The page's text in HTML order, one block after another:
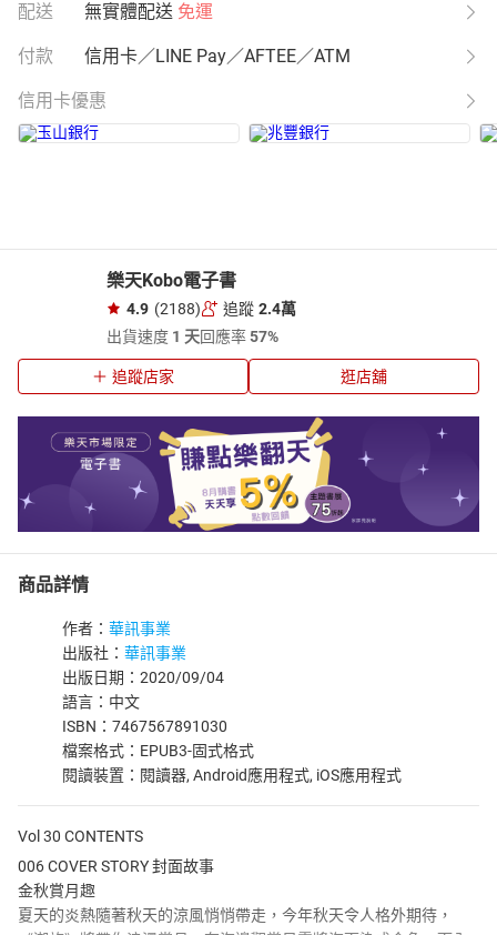
配送 無實體配送 免運
付款 信用卡／LINE Pay／AFTEE／ATM
信用卡優惠
樂天Kobo電子書
4.9 (2188) 追蹤 2.4萬
出貨速度 1 天回應率57%
追蹤店家 逛店舖
商品詳情
作者： 華訊事業
出版社： 華訊事業
出版日期：2020/09/04
語言：中文
ISBN：7467567891030
檔案格式：EPUB3-固式格式
閱讀裝置：閱讀器, Android應用程式, iOS應用程式
Vol 30 CONTENTS
006 COVER STORY 封面故事
金秋賞月趣
夏天的炎熱隨著秋天的涼風悄悄帶走，今年秋天令人格外期待，